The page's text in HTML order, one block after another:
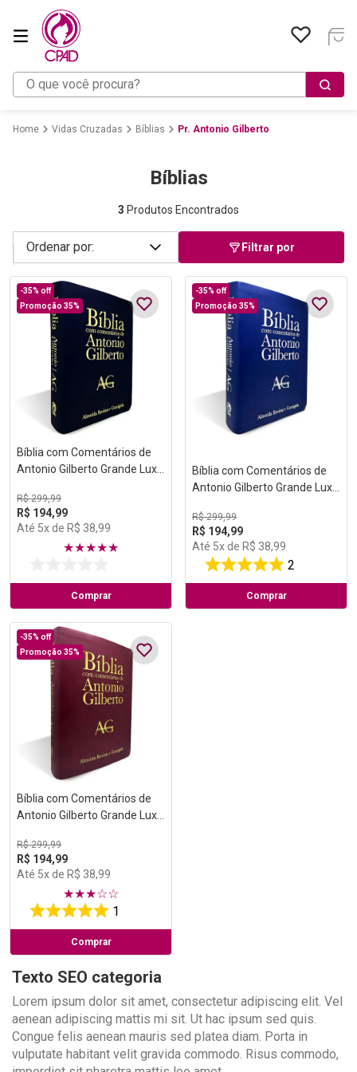
O que você procura?
Vidas Cruzadas Bíblias Pr. Antonio Gilberto
Bíblias
3 Produtos Encontrados
Filtrar por
-35% off
Promoção 35%
Bíblia com Comentários de
Antonio Gilberto Grande Luxo
R$ 299,99
R$ 194,99
Até 5x de R$ 38,99
★★★★★
Comprar
-35% off
Promoção 35%
Bíblia com Comentários de
Antonio Gilberto Grande Luxo
R$ 299,99
R$ 194,99
Até 5x de R$ 38,99
2
Comprar
-35% off
Promoção 35%
Bíblia com Comentários de
Antonio Gilberto Grande Luxo
R$ 299,99
R$ 194,99
Até 5x de R$ 38,99
★★★☆☆
1
Comprar
Texto SEO categoria
Lorem ipsum dolor sit amet, consectetur adipiscing elit. Vel
aenean adipiscing mattis mi sit. Ut hac ipsum sed quis.
Congue felis aenean mauris sed platea diam. Porta in
vulputate habitant velit gravida commodo. Risus commodo,